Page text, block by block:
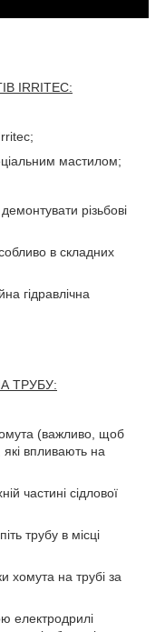
IRRITEC:
мастилом;
різьбові
в складних
гідравлічна
ТРУБУ:
(важливо, щоб
впливають на
частині сідлової
трубу в місці
хомута на трубі за
електродрилі